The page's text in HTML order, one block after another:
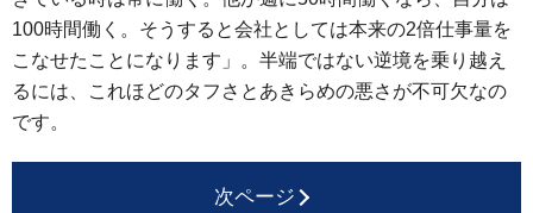
100時間働く。そうすると会社としては本来の2倍仕事量を
こなせたことになります」。半端ではない逆境を乗り越え
るには、これほどのタフさとあきらめの悪さが不可欠なの
です。
次ページ